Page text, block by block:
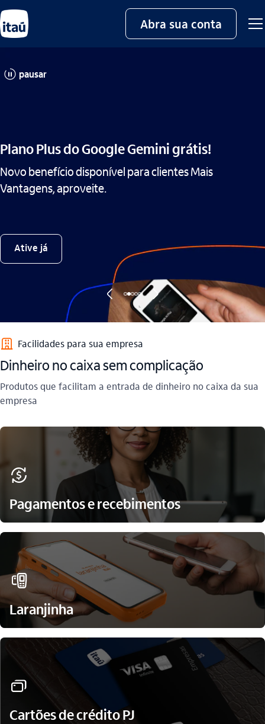
Abra sua conta
pausar
Plano Plus do Google Gemini grátis!
Novo benefício disponível para clientes Mais
Vantagens, aproveite.
Ative já
seta_esquerda seta_direita
empresas_outline Facilidades para sua empresa​
Dinheiro no caixa sem complicação​
Produtos que facilitam a entrada de dinheiro no caixa da sua
empresa
recarga
Pagamentos e recebimentos
maquina_cartao_outline
Laranjinha
cartoes_outline
Cartões de crédito PJ